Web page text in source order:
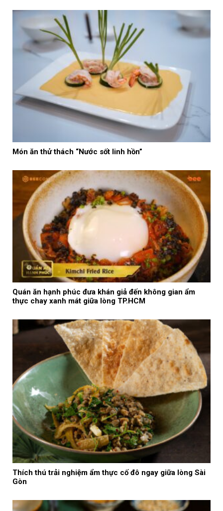
Món ăn thử thách “Nước sốt linh hồn”
Quán ăn hạnh phúc đưa khán giả đến không gian ẩm
thực chay xanh mát giữa lòng TP.HCM
Thích thú trải nghiệm ẩm thực cố đô ngay giữa lòng Sài
Gòn